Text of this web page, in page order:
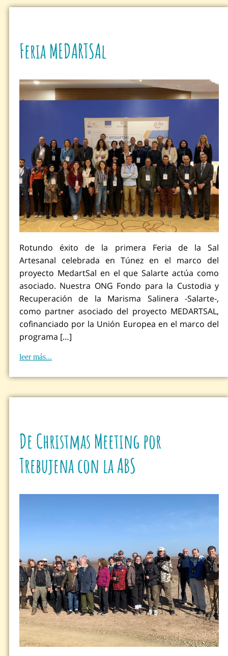
Feria MEDARTSAl
Rotundo éxito de la primera Feria de la Sal
Artesanal celebrada en Túnez en el marco del
proyecto MedartSal en el que Salarte actúa como
asociado. Nuestra ONG Fondo para la Custodia y
Recuperación de la Marisma Salinera -Salarte-,
como partner asociado del proyecto MEDARTSAL,
cofinanciado por la Unión Europea en el marco del
programa […]
leer más...
De Christmas Meeting por
Trebujena con la ABS